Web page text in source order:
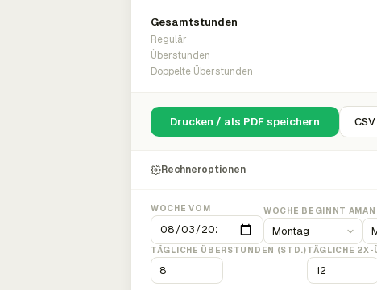
Gesamtstunden
Regulär
Überstunden
Doppelte Überstunden
Drucken / als PDF speichern
Rechneroptionen
WOCHE VOM WOCHE BEGINNT AM
TÄGLICHE ÜBERSTUNDEN (STD.)TÄGLICHE